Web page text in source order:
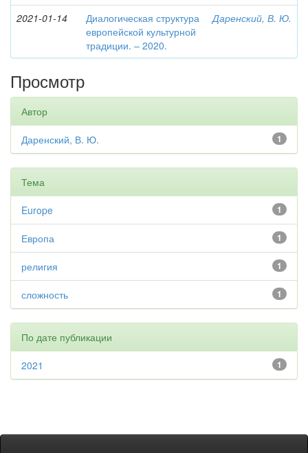
2021-01-14
Диалогическая структура
европейской культурной
традиции. – 2020.
Даренский, В. Ю.
Просмотр
Автор
1
Даренский, В. Ю.
Тема
1
Europe
1
Европа
1
религия
1
сложность
По дате публикации
1
2021